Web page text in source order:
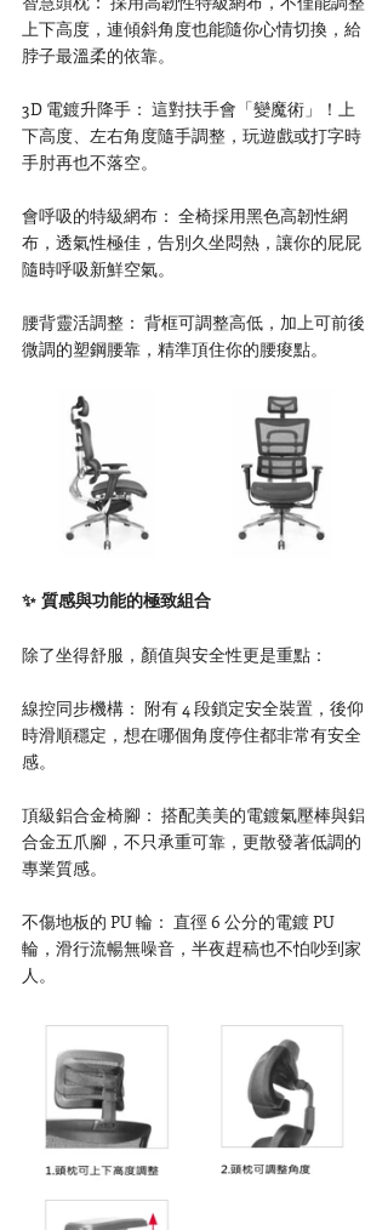
上下高度，連傾斜角度也能隨你心情切換，給
脖子最溫柔的依靠。
3D 電鍍升降手： 這對扶手會「變魔術」！上
下高度、左右角度隨手調整，玩遊戲或打字時
手肘再也不落空。
會呼吸的特級網布： 全椅採用黑色高韌性網
布，透氣性極佳，告別久坐悶熱，讓你的屁屁
隨時呼吸新鮮空氣。
腰背靈活調整： 背框可調整高低，加上可前後
微調的塑鋼腰靠，精準頂住你的腰痠點。
✨ 質感與功能的極致組合
除了坐得舒服，顏值與安全性更是重點：
線控同步機構： 附有 4 段鎖定安全裝置，後仰
時滑順穩定，想在哪個角度停住都非常有安全
感。
頂級鋁合金椅腳： 搭配美美的電鍍氣壓棒與鋁
合金五爪腳，不只承重可靠，更散發著低調的
專業質感。
不傷地板的 PU 輪： 直徑 6 公分的電鍍 PU
輪，滑行流暢無噪音，半夜趕稿也不怕吵到家
人。